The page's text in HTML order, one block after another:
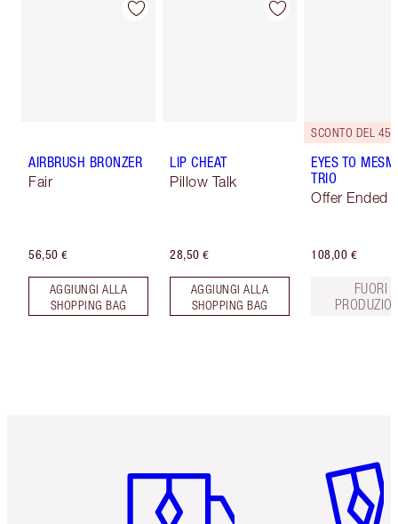
AIRBRUSH BRONZER
Fair
56,50 €
AGGIUNGI ALLA
SHOPPING BAG
LIP CHEAT
Pillow Talk
28,50 €
AGGIUNGI ALLA
SHOPPING BAG
SCONTO DEL
EYES TO
TRIO
Offer Ended
108,00 €
FUORI